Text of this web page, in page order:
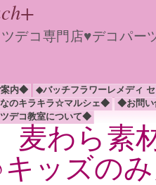
デコ専門店♥デコパ
案内◆
◆バッチフラワーレメディ
のキラキラ☆マルシェ◆
◆お問
デコ教室について◆
わら素
キッズの